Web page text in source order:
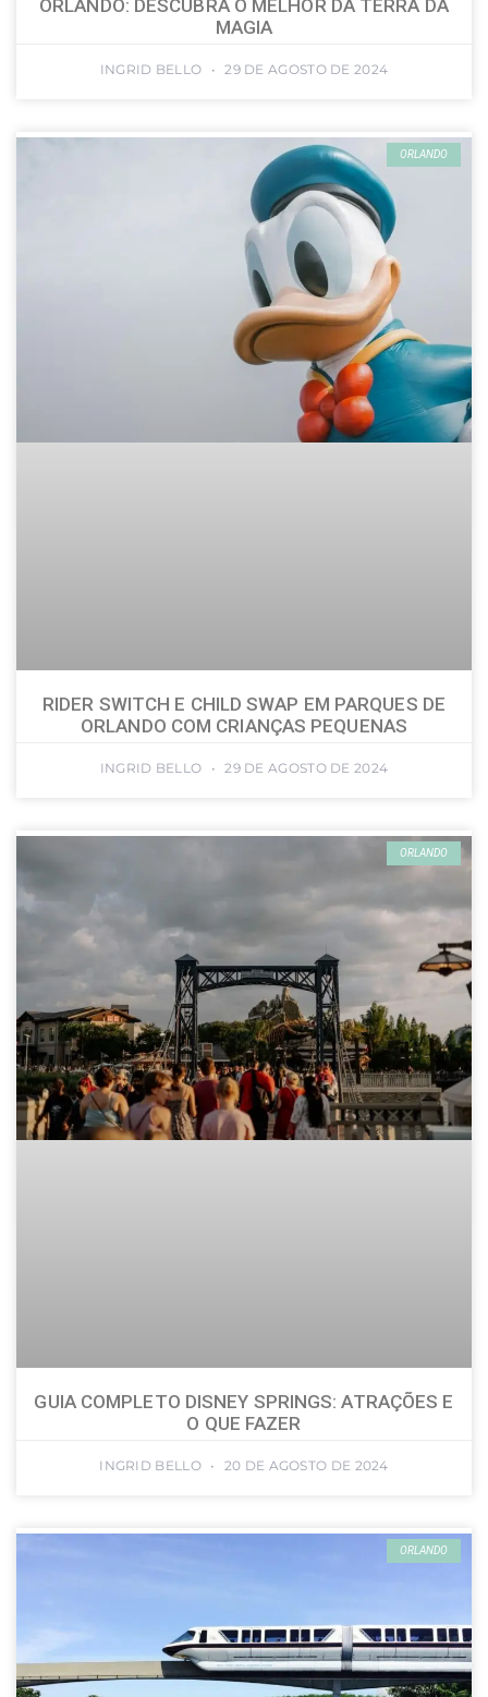
ORLANDO: DESCUBRA O MELHOR DA TERRA DA
MAGIA
INGRID BELLO 29 DE AGOSTO DE 2024
ORLANDO
RIDER SWITCH E CHILD SWAP EM PARQUES DE
ORLANDO COM CRIANÇAS PEQUENAS
INGRID BELLO 29 DE AGOSTO DE 2024
ORLANDO
GUIA COMPLETO DISNEY SPRINGS: ATRAÇÕES E
O QUE FAZER
INGRID BELLO 20 DE AGOSTO DE 2024
ORLANDO